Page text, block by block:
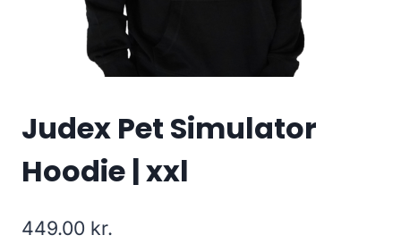
Judex Pet Simulator
Hoodie | xxl
449.00 kr.